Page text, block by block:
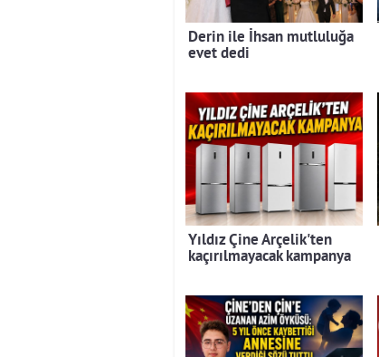
Derin ile İhsan mutluluğa
evet dedi
Yıldız Çine Arçelik'ten
kaçırılmayacak kampanya